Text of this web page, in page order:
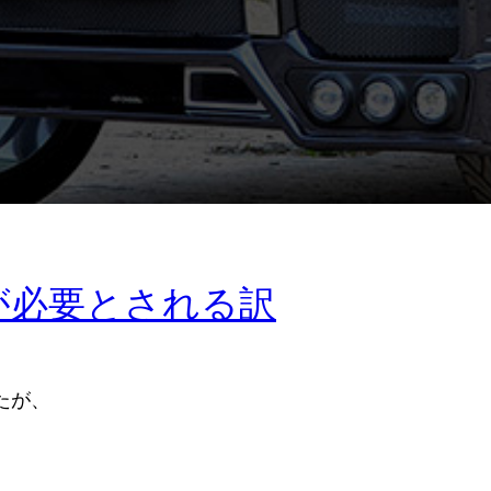
要とされる訳
、